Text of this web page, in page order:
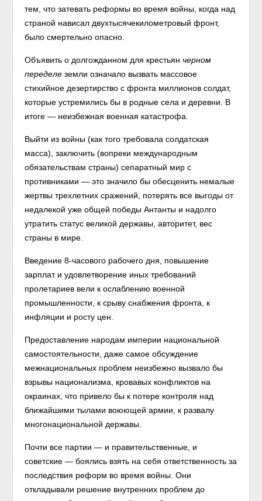
тем, что затевать реформы во время войны, когда над
страной нависал двухтысячекилометровый фронт,
было смертельно опасно.
Объявить о долгожданном для крестьян черном
переделе земли означало вызвать массовое
стихийное дезертирство с фронта миллионов солдат,
которые устремились бы в родные села и деревни. В
итоге — неизбежная военная катастрофа.
Выйти из войны (как того требовала солдатская
масса), заключить (вопреки международным
обязательствам страны) сепаратный мир с
противниками — это значило бы обесценить немалые
жертвы трехлетних сражений, потерять все выгоды от
недалекой уже общей победы Антанты и надолго
утратить статус великой державы, авторитет, вес
страны в мире.
Введение 8-часового рабочего дня, повышение
зарплат и удовлетворение иных требований
пролетариев вели к ослаблению военной
промышленности, к срыву снабжения фронта, к
инфляции и росту цен.
Предоставление народам империи национальной
самостоятельности, даже самое обсуждение
межнациональных проблем неизбежно вызвало бы
взрывы национализма, кровавых конфликтов на
окраинах, что привело бы к потере контроля над
ближайшими тылами воюющей армии, к развалу
многонациональной державы.
Почти все партии — и правительственные, и
советские — боялись взять на себя ответственность за
последствия реформ во время войны. Они
откладывали решение внутренних проблем до